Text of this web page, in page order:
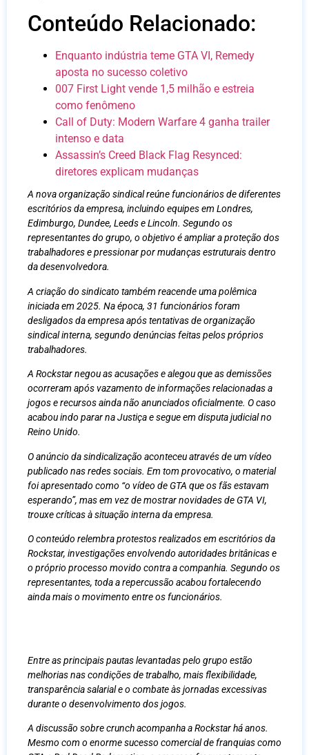
Conteúdo Relacionado:
Enquanto indústria teme GTA VI, Remedy
aposta no sucesso coletivo
007 First Light vende 1,5 milhão e estreia
como fenômeno
Call of Duty: Modern Warfare 4 ganha trailer
intenso e data
Assassin’s Creed Black Flag Resynced:
diretores explicam mudanças
A nova organização sindical reúne funcionários de diferentes
escritórios da empresa, incluindo equipes em Londres,
Edimburgo, Dundee, Leeds e Lincoln. Segundo os
representantes do grupo, o objetivo é ampliar a proteção dos
trabalhadores e pressionar por mudanças estruturais dentro
da desenvolvedora.
A criação do sindicato também reacende uma polêmica
iniciada em 2025. Na época, 31 funcionários foram
desligados da empresa após tentativas de organização
sindical interna, segundo denúncias feitas pelos próprios
trabalhadores.
A Rockstar negou as acusações e alegou que as demissões
ocorreram após vazamento de informações relacionadas a
jogos e recursos ainda não anunciados oficialmente. O caso
acabou indo parar na Justiça e segue em disputa judicial no
Reino Unido.
O anúncio da sindicalização aconteceu através de um vídeo
publicado nas redes sociais. Em tom provocativo, o material
foi apresentado como “o vídeo de GTA que os fãs estavam
esperando”, mas em vez de mostrar novidades de GTA VI,
trouxe críticas à situação interna da empresa.
O conteúdo relembra protestos realizados em escritórios da
Rockstar, investigações envolvendo autoridades britânicas e
o próprio processo movido contra a companhia. Segundo os
representantes, toda a repercussão acabou fortalecendo
ainda mais o movimento entre os funcionários.
Entre as principais pautas levantadas pelo grupo estão
melhorias nas condições de trabalho, mais flexibilidade,
transparência salarial e o combate às jornadas excessivas
durante o desenvolvimento dos jogos.
A discussão sobre crunch acompanha a Rockstar há anos.
Mesmo com o enorme sucesso comercial de franquias como